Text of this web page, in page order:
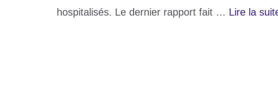
hospitalisés. Le dernier rapport fait … Lire la